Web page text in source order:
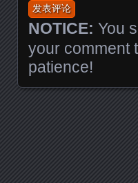
NOTICE: You
your comment
patience!